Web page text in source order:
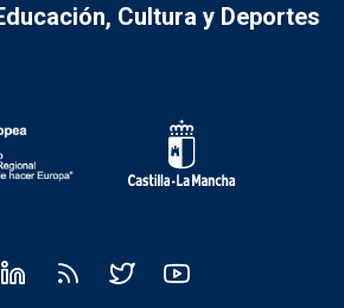
Cultura y Deportes
JCCM